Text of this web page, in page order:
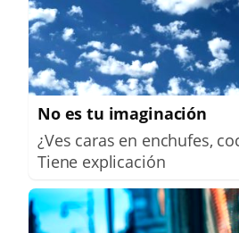
No es tu imaginación
¿Ves caras en enchufes,
Tiene explicación